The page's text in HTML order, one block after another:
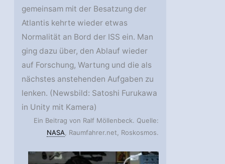
gemeinsam mit der Besatzung der
Atlantis kehrte wieder etwas
Normalität an Bord der ISS ein. Man
ging dazu über, den Ablauf wieder
auf Forschung, Wartung und die als
nächstes anstehenden Aufgaben zu
lenken. (Newsbild: Satoshi Furukawa
in Unity mit Kamera)
Ein Beitrag von Ralf Möllenbeck. Quelle:
NASA , Raumfahrer.net, Roskosmos.